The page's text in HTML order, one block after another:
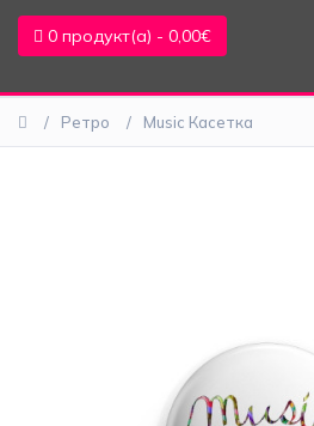
0 продукт(а) - 0,00€
Природа
животни
Професии
и
Ретро Music Касетка